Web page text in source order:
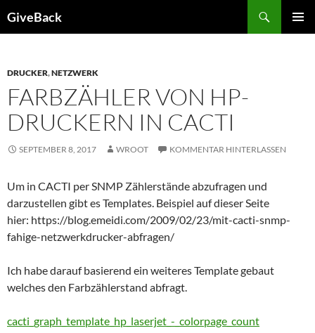
Inhalt
GiveBack
DRUCKER,NETZWERK
FARBZÄHLER VON HP-
DRUCKERN IN CACTI
SEPTEMBER 8, 2017 WROOT KOMMENTAR HINTERLASSEN
Um in CACTI per SNMP Zählerstände abzufragen und
darzustellen gibt es Templates. Beispiel auf dieser Seite
hier: https://blog.emeidi.com/2009/02/23/mit-cacti-snmp-
fahige-netzwerkdrucker-abfragen/
Ich habe darauf basierend ein weiteres Template gebaut
welches den Farbzählerstand abfragt.
cacti_graph_template_hp_laserjet_-_colorpage_count